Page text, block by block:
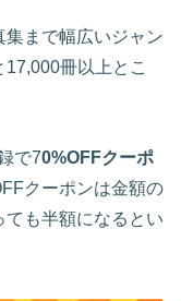
まで幅広いジャン
冊以上とこ
で70%OFFクーポ
クーポンは金額の
ても半額になるとい